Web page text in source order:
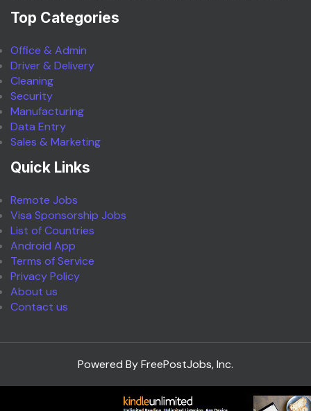
Top Categories
Office & Admin
Driver & Delivery
Cleaning
Security
Manufacturing
Data Entry
Sales & Marketing
Quick Links
Remote Jobs
Visa Sponsorship Jobs
List of Countries
Android App
Terms of Service
Privacy Policy
About us
Contact us
Powered By FreePostJobs, Inc.